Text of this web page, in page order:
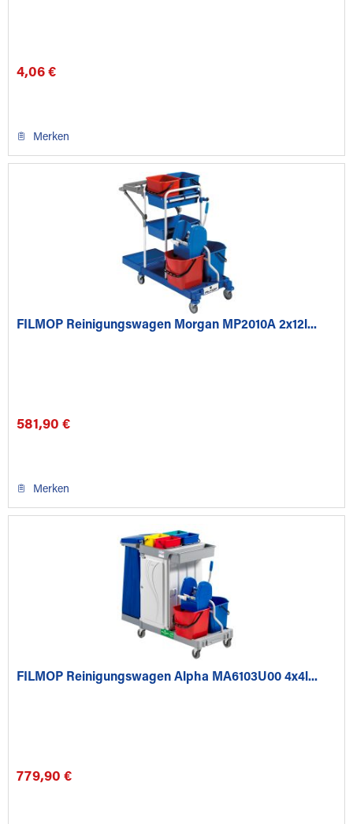
4,06 €
Merken
FILMOP Reinigungswagen Morgan MP2010A 2x12l...
581,90 €
Merken
FILMOP Reinigungswagen Alpha MA6103U00 4x4l...
779,90 €